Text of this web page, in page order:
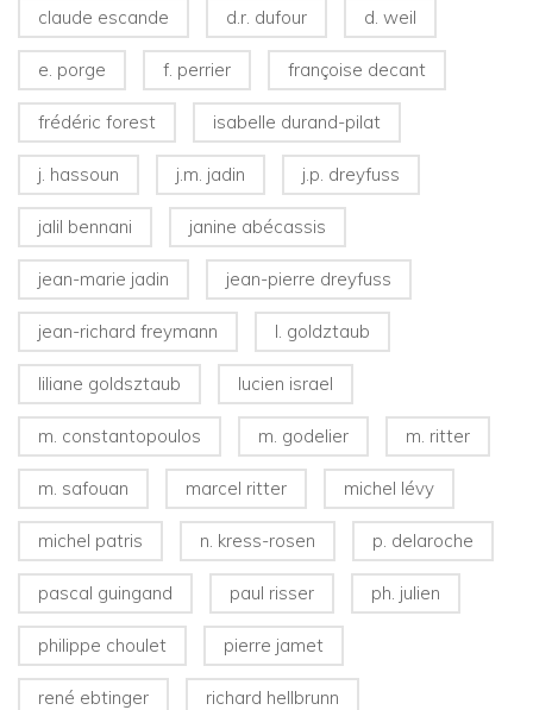
claude escande d.r. dufour d. weil
e. porge f. perrier françoise decant
frédéric forest isabelle durand-pilat
j. hassoun j.m. jadin j.p. dreyfuss
jalil bennani janine abécassis
jean-marie jadin jean-pierre dreyfuss
jean-richard freymann l. goldztaub
liliane goldsztaub lucien israel
m. constantopoulos m. godelier m. ritter
m. safouan marcel ritter michel lévy
michel patris n. kress-rosen p. delaroche
pascal guingand paul risser ph. julien
philippe choulet pierre jamet
rené ebtinger richard hellbrunn